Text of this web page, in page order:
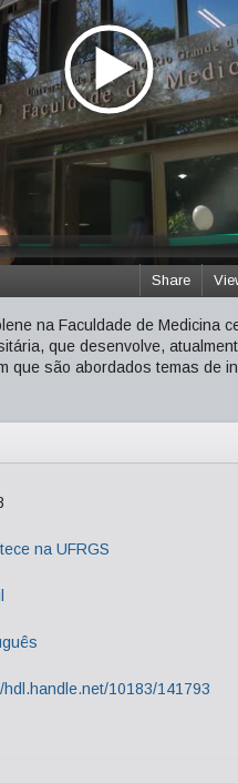
Share
na Faculdade de Medicina
que desenvolve,
que são abordados temas de
na UFRGS
hdl.handle.net/10183/141793